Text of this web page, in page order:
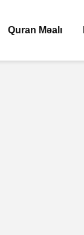
Quran Məalı